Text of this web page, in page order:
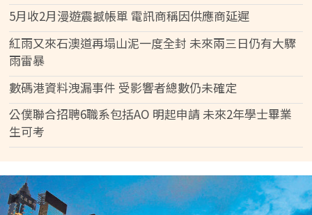
5月收2月漫遊震撼帳單 電訊商稱因供應商延遲
紅雨又來石澳道再塌山泥一度全封 未來兩三日仍有大驟
雨雷暴
數碼港資料洩漏事件 受影響者總數仍未確定
公僕聯合招聘6職系包括AO 明起申請 未來2年學士畢業
生可考